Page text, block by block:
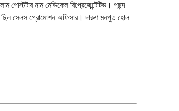
পোস্টটার নাম মেডিকেল রিপ্রেজেন্ন্টেটিভ। পছন্দ
সেলস প্রোমোশন অফিসার। দারুণ মনপুত হোল